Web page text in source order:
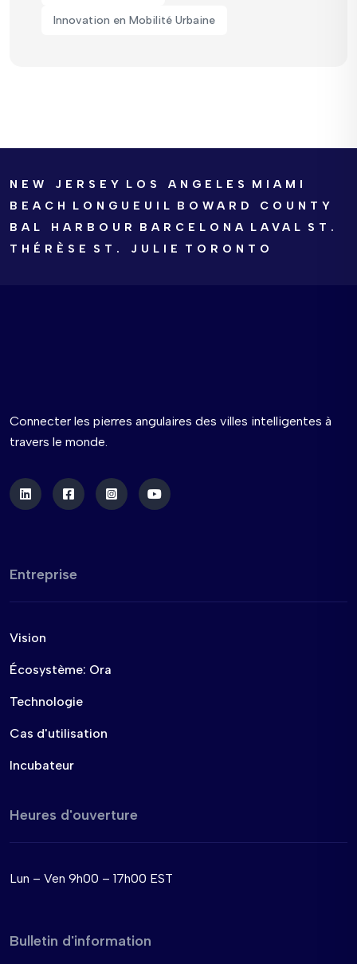
Innovation en Mobilité Urbaine
NEW JERSEY LOS ANGELES
MIAMI
BEACH
LONGUEUIL BOWARD COUNTY
BAL HARBOUR
BARCELONA LAVAL ST.
THÉRÈSE
ST. JULIE TORONTO
Connecter les pierres angulaires des villes intelligentes à
travers le monde.
Entreprise
Vision
Écosystème: Ora
Technologie
Cas d'utilisation
Incubateur
Heures d'ouverture
Lun – Ven 9h00 – 17h00 EST
Bulletin d'information